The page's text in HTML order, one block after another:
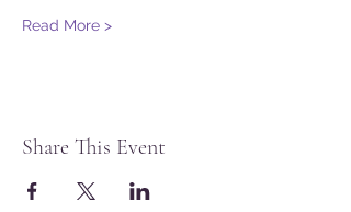
Read More >
Share This Event